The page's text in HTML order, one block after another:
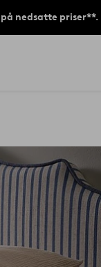
nedsatte priser**.